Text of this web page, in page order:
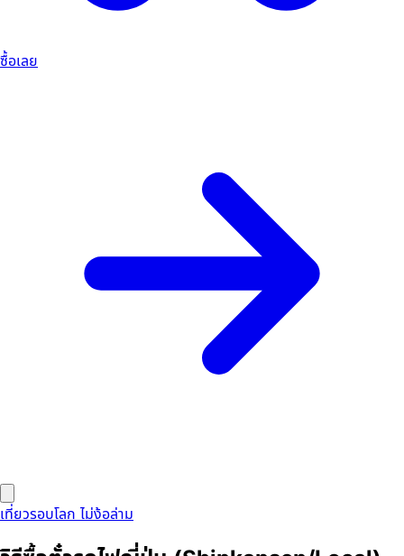
ซื้อเลย
เที่ยวรอบโลก ไม่ง้อล่าม